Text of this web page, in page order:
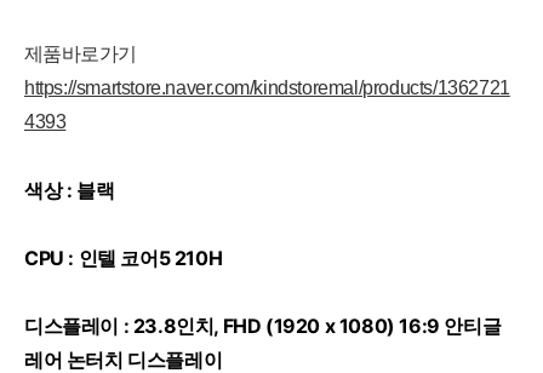
제품바로가기
https://smartstore.naver.com/kindstoremal/products/1362721
4393
색상 : 블랙
CPU : 인텔 코어5 210H
디스플레이 : 23.8인치, FHD (1920 x 1080) 16:9 안티글
레어 논터치 디스플레이